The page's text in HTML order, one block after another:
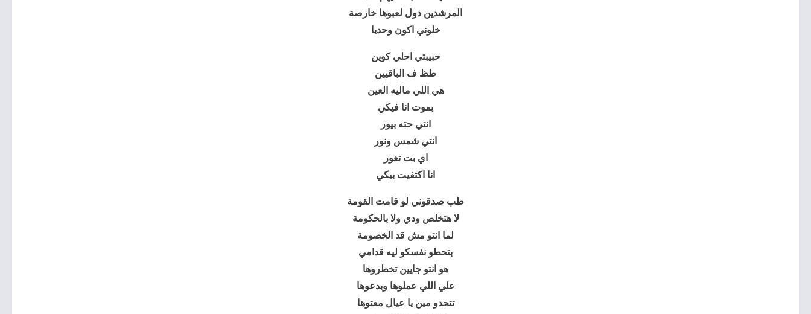
المرشدين دول لعبوها خارصة
خلوني اكون وحديا
حبيبتي احلي كوين
طظ ف الباقيين
هي اللي ماليه العين
بموت انا فيكي
انتي حته بيور
انتي شمس ونور
اي بت تغور
انا اكتفيت بيكي
طب صدقوني لو قامت القومة
لا هتخلص ودي ولا بالحكومة
لما انتو مش قد الخصومة
بتحطو نفسكو ليه قدامي
هو انتو جايين تخطروها
علي اللي عملوها وبدعوها
تتحدو مين يا عيال معتوها